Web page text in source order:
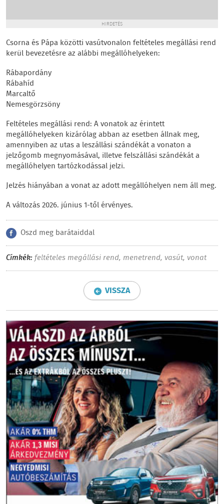
HIRDETÉS
Csorna és Pápa közötti vasútvonalon feltételes megállási rend
kerül bevezetésre az alábbi megállóhelyeken:
Rábapordány
Rábahíd
Marcaltő
Nemesgörzsöny
Feltételes megállási rend: A vonatok az érintett
megállóhelyeken kizárólag abban az esetben állnak meg,
amennyiben az utas a leszállási szándékát a vonaton a
jelzőgomb megnyomásával, illetve felszállási szándékát a
megállóhelyen tartózkodással jelzi.
Jelzés hiányában a vonat az adott megállóhelyen nem áll meg.
A változás 2026. június 1-től érvényes.
Oszd meg barátaiddal
Címkék: feltételes megállási rend, menetrend, vasút, vonat
VISSZA